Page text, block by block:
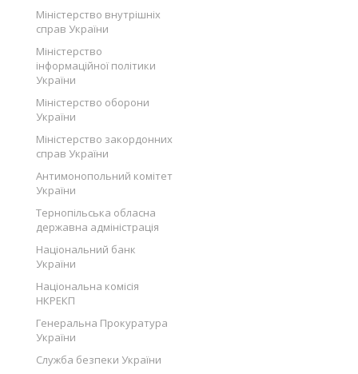
Міністерство внутрішніх
справ України
Міністерство
інформаційної політики
України
Міністерство оборони
України
Міністерство закордонних
справ України
Антимонопольний комітет
України
Тернопільська обласна
державна адміністрація
Національний банк
України
Національна комісія
НКРЕКП
Генеральна Прокуратура
України
Служба безпеки України